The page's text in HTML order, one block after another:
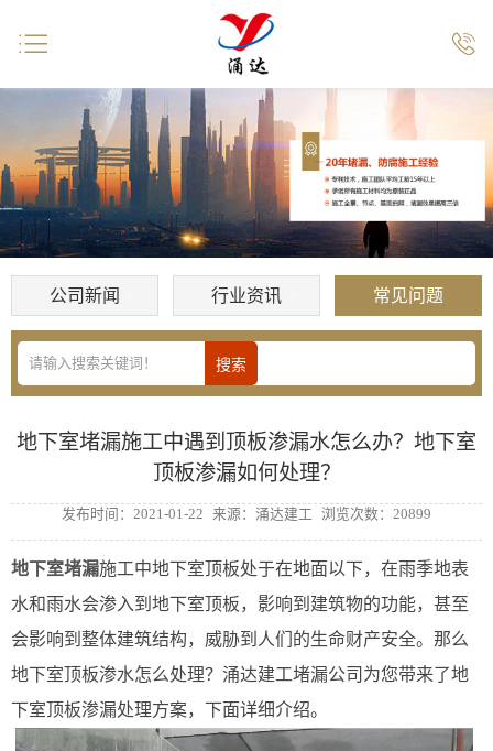
公司新闻 行业资讯 常见问题
地下室堵漏施工中遇到顶板渗漏水怎么办？地下室
顶板渗漏如何处理？
发布时间：2021-01-22 来源：涌达建工 浏览次数：20899
地下室堵漏施工中地下室顶板处于在地面以下，在雨季地表
水和雨水会渗入到地下室顶板，影响到建筑物的功能，甚至
会影响到整体建筑结构，威胁到人们的生命财产安全。那么
地下室顶板渗水怎么处理？涌达建工堵漏公司为您带来了地
下室顶板渗漏处理方案，下面详细介绍。
 